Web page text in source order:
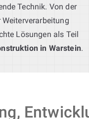
Technik. Von der
Lösungen als Teil
in Warstein.